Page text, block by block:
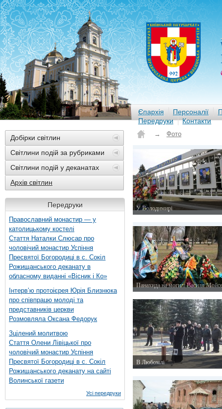
Єпархія Персоналії
Передруки
Контакти
Добірки світлин
Світлини подій за рубриками
Світлини подій у деканатах
Архів світлин
Передруки
Православний монастир — у
католицькому костелі
Стаття Наталки Слюсар про
чоловічий монастир Успіння
Пресвятої Богородиці в с. Сокіл
Рожищанського деканату в
обласному виданні «Вісник і Ко»
Інтерв’ю протоієрея Юрія Близнюка
про співпрацю молоді та
представників церкви
Розмовляла Оксана Федорук
Зцілений молитвою
Стаття Олени Лівіцької про
чоловічий монастир Успіння
Пресвятої Богородиці в с. Сокіл
Рожищанського деканату на сайті
Волинської газети
Усі передруки
→ Фото
У Володимирі
Панахида на могилі Василя
В Любомлі